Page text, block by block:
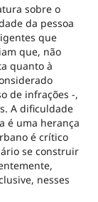
sobre o
da pessoa
que
que, não
quanto à
de infrações -,
A dificuldade
é uma herança
é crítico
se construir
nesses